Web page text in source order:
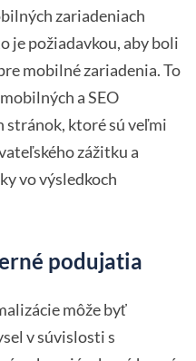
zariadeniach
je požiadavkou, aby boli
mobilné zariadenia. To
a SEO
ktoré sú veľmi
zážitku a
vo výsledkoch
podujatia
môže byť
v súvislosti s